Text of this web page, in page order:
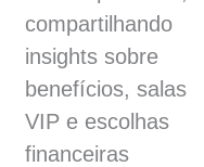
compartilhando
insights sobre
benefícios, salas
VIP e escolhas
financeiras